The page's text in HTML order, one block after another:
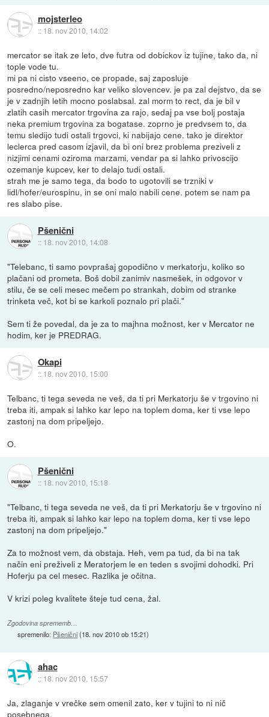
mojsterleo
:: 18. nov 2010, 14:02
mercator se itak ze leto, dve futra od dobickov iz tujine, tako da, ni
tople vode tu.
mi pa ni cisto vseeno, ce propade, saj zaposluje
posredno/neposredno kar veliko slovencev. je pa zal dejstvo, da se
je v zadnjih letih mocno poslabsal. zal morm to rect, da je bil v
zlatih casih mercator trgovina za rajo, sedaj pa vse bolj postaja
neka premium trgovina za bogatase. zoprno je predvsem to, da
temu sledijo tudi ostali trgovci, ki nabijajo cene. tako je direktor
leclerca pred casom izjavil, da bi oni brez problema preziveli z
nizjimi cenami oziroma marzami, vendar pa si lahko privoscijo
ozemanje kupcev, ker to delajo tudi ostali.
strah me je samo tega, da bodo to ugotovili se trzniki v
lidl/hofer/eurospinu, in se oni malo nabili cene. potem se nam pa
res slabo pise.
Pšenični
:: 18. nov 2010, 14:08
"Telebanc, ti samo povprašaj gopodično v merkatorju, koliko so
plačani od prometa. Boš dobil zanimiv nasmešek, in odgovor v
stilu, če se celi mesec mečem po strankah, dobim od stranke
trinketa več, kot bi se karkoli poznalo pri plači."
Sem ti že povedal, da je za to majhna možnost, ker v Mercator ne
hodim, ker je PREDRAG.
Okapi
:: 18. nov 2010, 15:00
Telbanc, ti tega seveda ne veš, da ti pri Merkatorju še v trgovino ni
treba iti, ampak si lahko kar lepo na toplem doma, ker ti vse lepo
zastonj na dom pripeljejo.
O.
Pšenični
:: 18. nov 2010, 15:18
"Telbanc, ti tega seveda ne veš, da ti pri Merkatorju še v trgovino ni
treba iti, ampak si lahko kar lepo na toplem doma, ker ti vse lepo
zastonj na dom pripeljejo."
Za to možnost vem, da obstaja. Heh, vem pa tud, da bi na tak
način eni preživeli z Meratorjem le en teden s svojimi dohodki. Pri
Hoferju pa cel mesec. Razlika je očitna.
V krizi poleg kvalitete šteje tud cena, žal.
Zgodovina sprememb…
spremenilo: Pšenični(18. nov 2010 ob 15:21)
ahac
:: 18. nov 2010, 15:57
Ja, zlaganje v vrečke sem omenil zato, ker v tujini to ni nič
posebnega.